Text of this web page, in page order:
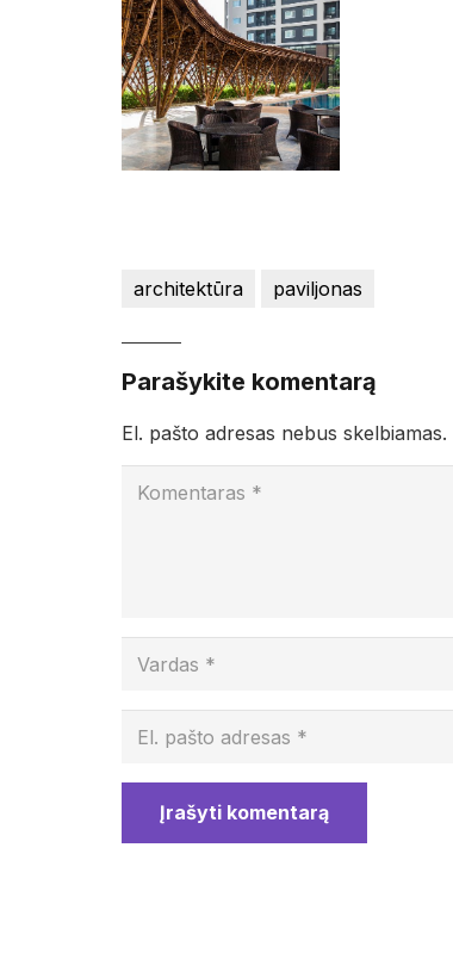
architektūra paviljonas
Parašykite komentarą
El. pašto adresas nebus skelbiamas.
Įrašyti komentarą